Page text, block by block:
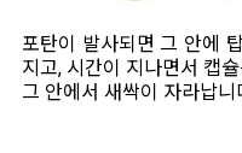
포탄이 발사되면 그 안에
지고, 시간이 지나면서 캡
그 안에서 새싹이 자라납니